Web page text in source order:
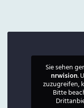
Sie sehen
nrwision.
zuzugreifen,
Bitte